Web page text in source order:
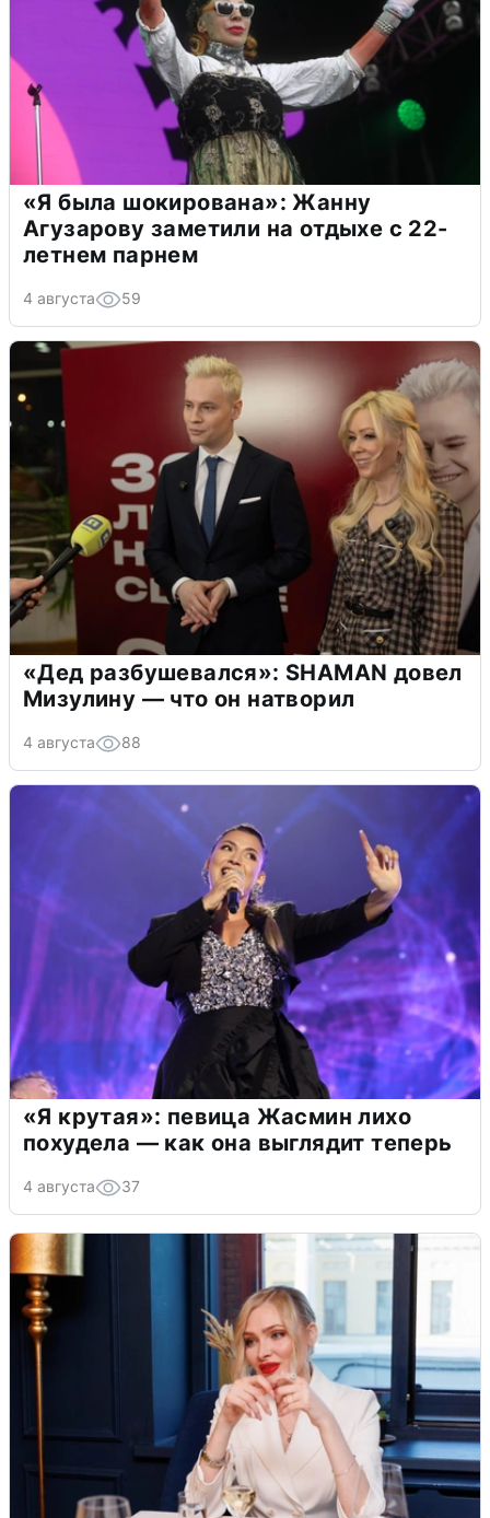
«Я была шокирована»: Жанну
Агузарову заметили на отдыхе с 22-
летнем парнем
4 августа 59
«Дед разбушевался»: SHAMAN довел
Мизулину — что он натворил
4 августа 88
«Я крутая»: певица Жасмин лихо
похудела — как она выглядит теперь
4 августа 37